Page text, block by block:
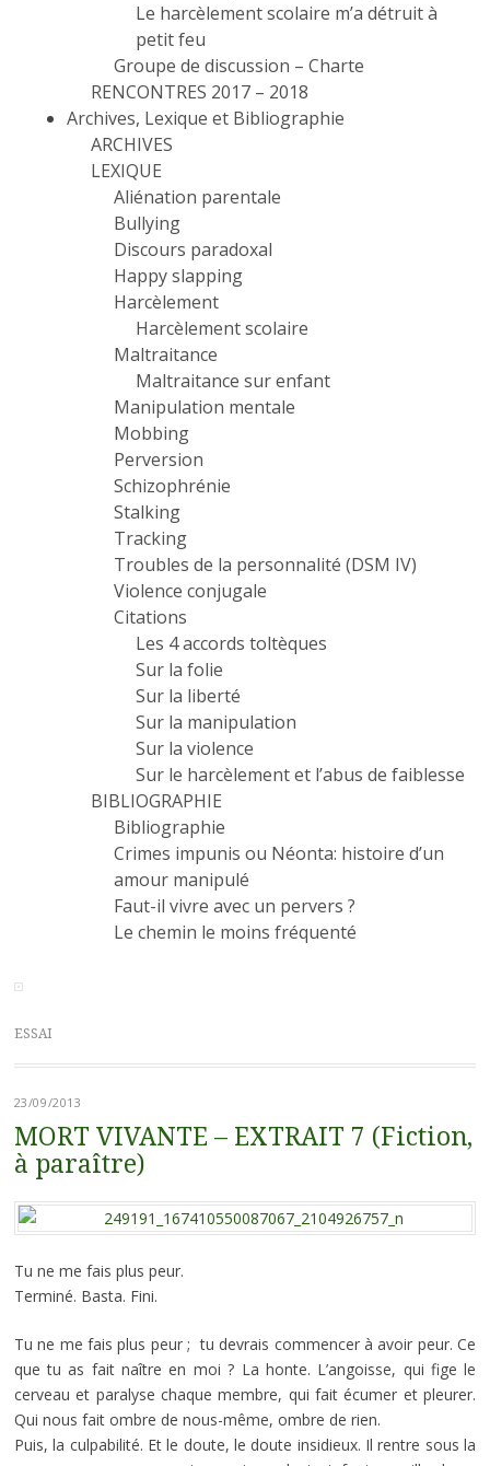
Le harcèlement scolaire m’a détruit à
petit feu
Groupe de discussion – Charte
RENCONTRES 2017 – 2018
Archives, Lexique et Bibliographie
ARCHIVES
LEXIQUE
Aliénation parentale
Bullying
Discours paradoxal
Happy slapping
Harcèlement
Harcèlement scolaire
Maltraitance
Maltraitance sur enfant
Manipulation mentale
Mobbing
Perversion
Schizophrénie
Stalking
Tracking
Troubles de la personnalité (DSM IV)
Violence conjugale
Citations
Les 4 accords toltèques
Sur la folie
Sur la liberté
Sur la manipulation
Sur la violence
Sur le harcèlement et l’abus de faiblesse
BIBLIOGRAPHIE
Bibliographie
Crimes impunis ou Néonta: histoire d’un
amour manipulé
Faut-il vivre avec un pervers ?
Le chemin le moins fréquenté
ESSAI
23/09/2013
MORT VIVANTE – EXTRAIT 7 (Fiction,
à paraître)
Tu ne me fais plus peur.
Terminé. Basta. Fini.
Tu ne me fais plus peur ; tu devrais commencer à avoir peur. Ce
que tu as fait naître en moi ? La honte. L’angoisse, qui fige le
cerveau et paralyse chaque membre, qui fait écumer et pleurer.
Qui nous fait ombre de nous-même, ombre de rien.
Puis, la culpabilité. Et le doute, le doute insidieux. Il rentre sous la